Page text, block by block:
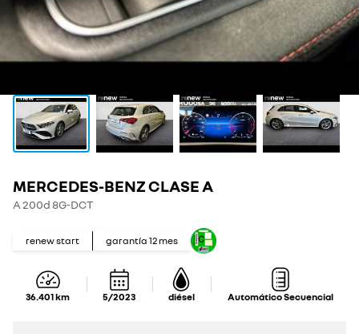
MERCEDES-BENZ CLASE A
A 200d 8G-DCT
renew start garantía 12 mes
36.401km 5/2023 diésel Automático Secuencial